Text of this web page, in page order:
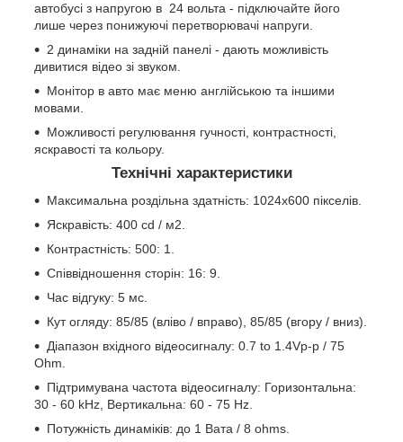
автобусі з напругою в 24 вольта - підключайте його
лише через понижуючі перетворювачі напруги.
2 динаміки на задній панелі - дають можливість
дивитися відео зі звуком.
Монітор в авто має меню англійською та іншими
мовами.
Можливості регулювання гучності, контрастності,
яскравості та кольору.
Технічні характеристики
Максимальна роздільна здатність: 1024x600 пікселів.
Яскравість: 400 cd / м2.
Контрастність: 500: 1.
Співвідношення сторін: 16: 9.
Час відгуку: 5 мс.
Кут огляду: 85/85 (вліво / вправо), 85/85 (вгору / вниз).
Діапазон вхідного відеосигналу: 0.7 to 1.4Vp-p / 75
Ohm.
Підтримувана частота відеосигналу: Горизонтальна:
30 - 60 kHz, Вертикальна: 60 - 75 Hz.
Потужність динаміків: до 1 Вата / 8 ohms.